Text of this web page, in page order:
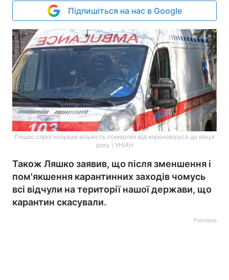
Підпишіться на нас в Google
Ляшко спрогнозував кількість померлих від коронавіруса до кінця
року \ УНІАН
Також Ляшко заявив, що після зменшення і
пом'якшення карантинних заходів чомусь
всі відчули на території нашої держави, що
карантин скасували.
Реклама